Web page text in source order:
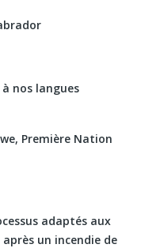
nos langues
Première Nation
adaptés aux
un incendie de